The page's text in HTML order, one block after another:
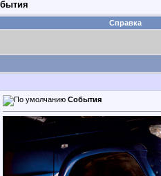
Справка
События